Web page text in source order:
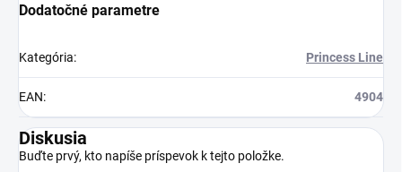
Dodatočné parametre
Kategória: Princess Line
EAN: 4904
Diskusia
Buďte prvý, kto napíše príspevok k tejto položke.